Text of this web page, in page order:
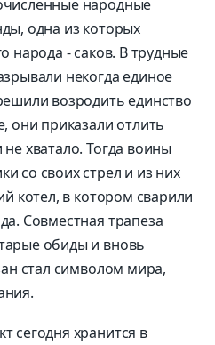
народные
одна из которых
народа - саков. В трудные
некогда единое
возродить единство
они приказали отлить
хватало. Тогда воины
со своих стрел и из них
котел, в котором сварили
Совместная трапеза
обиды и вновь
стал символом мира,
сегодня хранится в